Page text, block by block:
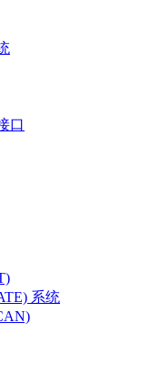
口
系统